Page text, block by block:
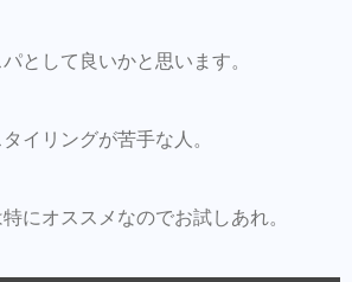
として良いかと思います。
イリングが苦手な人。
にオススメなのでお試しあれ。